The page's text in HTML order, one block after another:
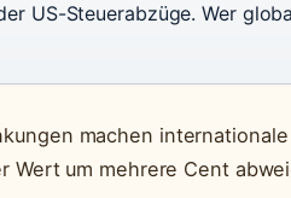
US-Steuerabzüge. Wer
machen
Wert um mehrere Cent